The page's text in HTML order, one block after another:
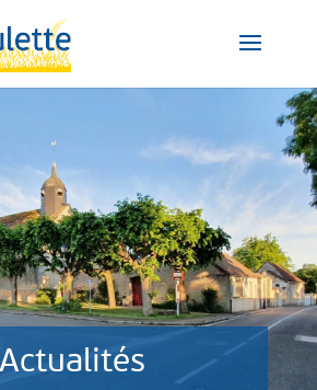
Actualités